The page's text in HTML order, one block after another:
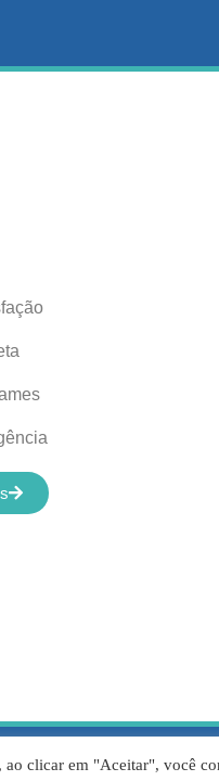
Apolo Ltda –
ao clicar em "Aceitar", você